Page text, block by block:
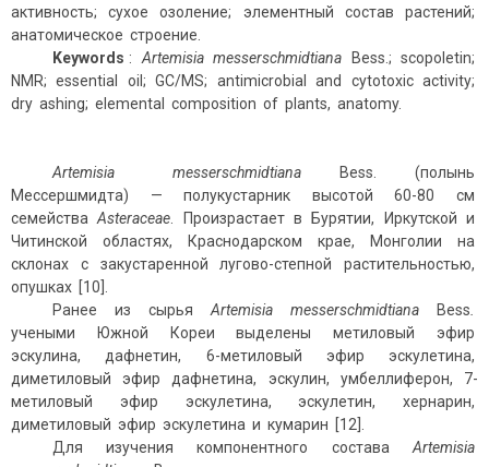
активность; сухое озоление; элементный состав растений;
анатомическое строение.
Keywords : Artemisia messerschmidtiana
Bess.; scopoletin;
NMR; essential oil; GC/MS; antimicrobial and cytotoxic activity;
dry ashing; elemental composition of plants, anatomy.
Artemisia messerschmidtianaBess.
(полынь
Мессершмидта) — полукустарник высотой 60-80 см
семействаAsteraceae . Произрастает в Бурятии, Иркутской и
Читинской областях, Краснодарском крае, Монголии на
склонах с закустаренной лугово-степной растительностью,
опушках [10].
Ранее из сырья Artemisia messerschmidtiana Bess
учеными Южной Кореи выделены метиловый эфир
эскулина, дафнетин, 6-метиловый эфир эскулетина,
диметиловый эфир дафнетина, эскулин, умбеллиферон, 7-
метиловый эфир эскулетина, эскулетин, хернарин,
диметиловый эфир эскулетина и кумарин [12].
Для изучения компонентного состава Artemisia